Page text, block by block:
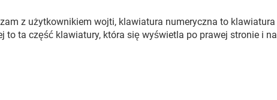
z użytkownikiem wojti, klawiatura numeryczna to klawiatura
to ta część klawiatury, która się wyświetla po prawej stronie i na